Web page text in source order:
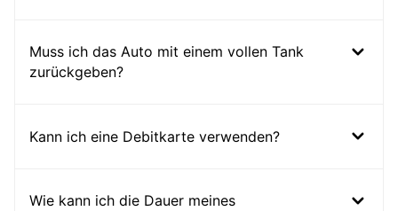
Muss ich das Auto mit einem vollen Tank
zurückgeben?
Kann ich eine Debitkarte verwenden?
Wie kann ich die Dauer meines